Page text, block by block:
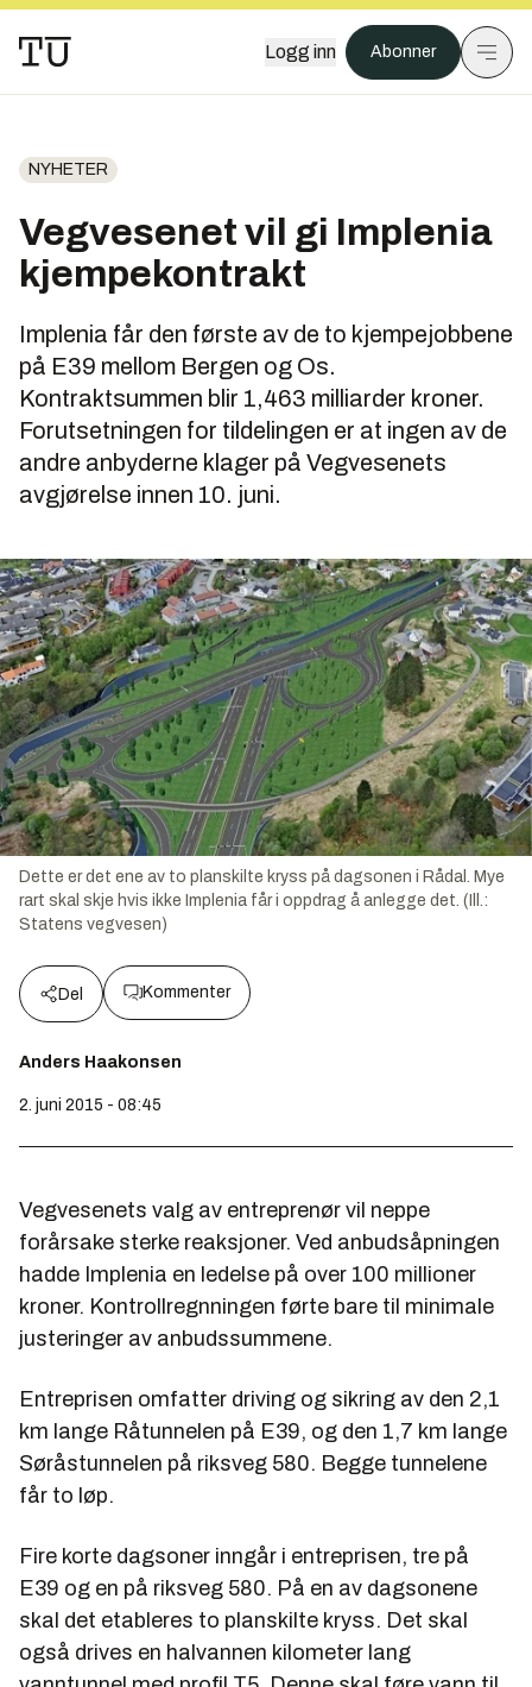
Logg inn Abonner
NYHETER
Vegvesenet vil gi Implenia
kjempekontrakt
Implenia får den første av de to kjempejobbene
på E39 mellom Bergen og Os.
Kontraktsummen blir 1,463 milliarder kroner.
Forutsetningen for tildelingen er at ingen av de
andre anbyderne klager på Vegvesenets
avgjørelse innen 10. juni.
Dette er det ene av to planskilte kryss på dagsonen i Rådal. Mye
rart skal skje hvis ikke Implenia får i oppdrag å anlegge det. (Ill.:
Statens vegvesen)
Del Kommenter
Anders Haakonsen
2. juni 2015 - 08:45
Vegvesenets valg av entreprenør vil neppe
forårsake sterke reaksjoner. Ved anbudsåpningen
hadde Implenia en ledelse på over 100 millioner
kroner. Kontrollregnningen førte bare til minimale
justeringer av anbudssummene.
Entreprisen omfatter driving og sikring av den 2,1
km lange Råtunnelen på E39, og den 1,7 km lange
Søråstunnelen på riksveg 580. Begge tunnelene
får to løp.
Fire korte dagsoner inngår i entreprisen, tre på
E39 og en på riksveg 580. På en av dagsonene
skal det etableres to planskilte kryss. Det skal
også drives en halvannen kilometer lang